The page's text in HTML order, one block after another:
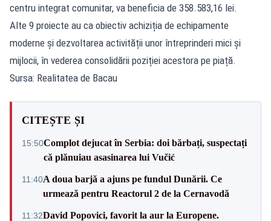
centru integrat comunitar, va beneficia de 358.583,16 lei.
Alte 9 proiecte au ca obiectiv achiziția de echipamente
moderne și dezvoltarea activității unor întreprinderi mici și
mijlocii, în vederea consolidării poziției acestora pe piață.
Sursa: Realitatea de Bacau
CITEȘTE ȘI
15:50Complot dejucat în Serbia: doi bărbați, suspectați
că plănuiau asasinarea lui Vučić
11:40A doua barjă a ajuns pe fundul Dunării. Ce
urmează pentru Reactorul 2 de la Cernavodă
11:32David Popovici, favorit la aur la Europene.